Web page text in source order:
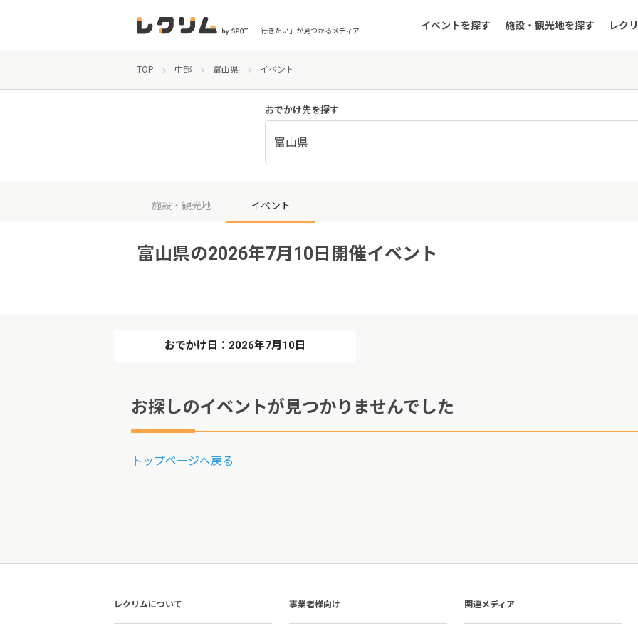
「行きたい」が見つかるメディア イベントを探す 施設・観光地を探す レク
TOP 中部 富山県 イベント
おでかけ先を探す
富山県
施設・観光地 イベント
富山県の2026年7月10日開催イベント
おでかけ日：2026年7月10日
お探しのイベントが見つかりませんでした
トップページへ戻る
レクリムについて 事業者様向け 関連メディア